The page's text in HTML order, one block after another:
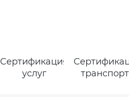
Сертификация
услуг